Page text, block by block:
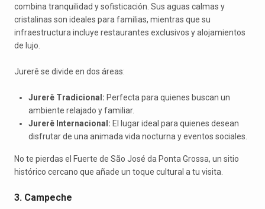
combina tranquilidad y sofisticación. Sus aguas calmas y
cristalinas son ideales para familias, mientras que su
infraestructura incluye restaurantes exclusivos y alojamientos
de lujo.
Jurerê se divide en dos áreas:
Jurerê Tradicional: Perfecta para quienes buscan un
ambiente relajado y familiar.
Jurerê Internacional: El lugar ideal para quienes desean
disfrutar de una animada vida nocturna y eventos sociales.
No te pierdas el Fuerte de São José da Ponta Grossa, un sitio
histórico cercano que añade un toque cultural a tu visita.
3. Campeche